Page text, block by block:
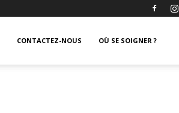
CONTACTEZ-NOUS OÙ SE SOIGNER ?